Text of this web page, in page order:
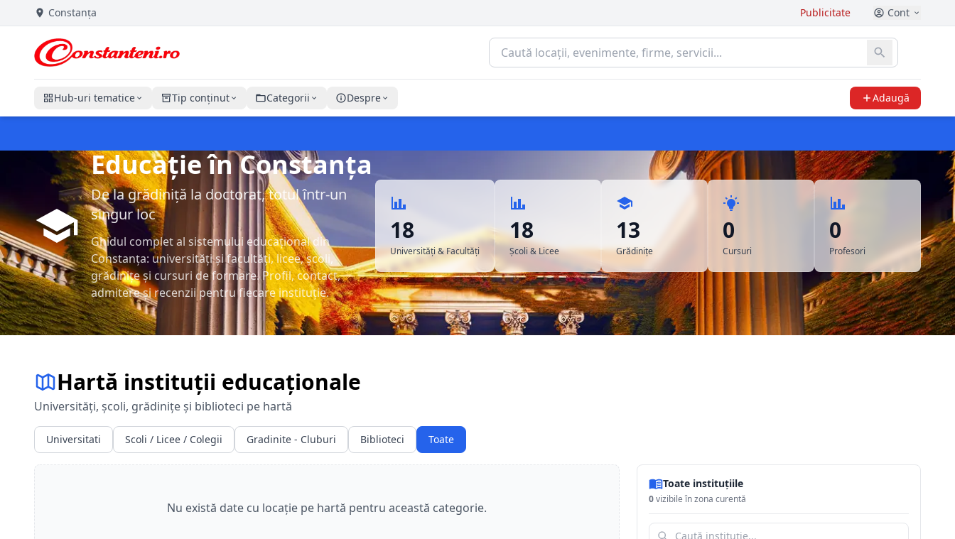
Constanța Publicitate Cont
Hub-uri tematice Tip conținut Categorii Despre Adaugă
Educație în Constanța
De la grădiniță la doctorat, totul într-un
singur loc
Ghidul complet al sistemului educațional din
Constanța: universități și facultăți, licee, școli,
grădinițe și cursuri de formare. Profil, contact,
admitere și recenzii pentru fiecare instituție.
18
Universități & Facultăți
18
Școli & Licee
13
Grădinițe
0
Cursuri
0
Profesori
Hartă instituții educaționale
Universități, școli, grădinițe și biblioteci pe hartă
Universitati Scoli / Licee / Colegii Gradinite - Cluburi Biblioteci Toate
Nu există date cu locație pe hartă pentru această categorie.
Toate instituțiile
0vizibile în zona curentă